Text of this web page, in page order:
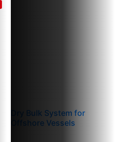
Dry Bulk System for
Offshore Vessels